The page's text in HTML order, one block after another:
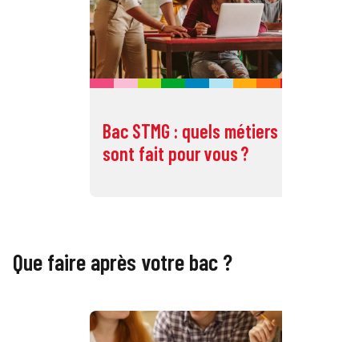
Bac STMG : quels métiers
sont fait pour vous ?
Que faire après votre bac ?